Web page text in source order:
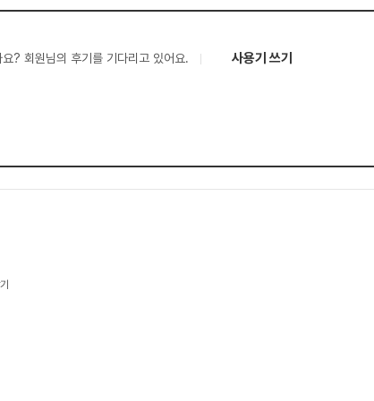
? 회원님의 후기를 기다리고 있어요. 사용기 쓰기